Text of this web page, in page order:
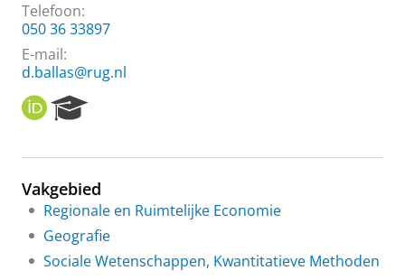
Telefoon:
050 36 33897
E-mail:
d.ballas@rug.nl
O
R
I
e
r
c
h
o
Vakgebied
Regionale en Ruimtelijke Economie
Geografie
Sociale Wetenschappen, Kwantitatieve Methoden